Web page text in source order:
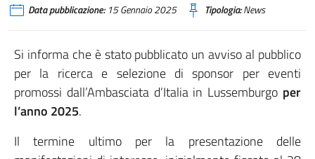
Data pubblicazione:15 Gennaio 2025 Tipologia:News
Si informa che è stato pubblicato un avviso al pubblico
per la ricerca e selezione di sponsor per eventi
promossi dall’Ambasciata d’Italia in Lussemburgo per
l’anno 2025.
Il termine ultimo per la presentazione delle